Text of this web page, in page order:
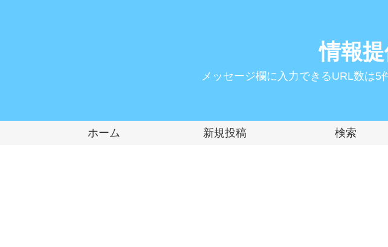
情報
メッセージ欄に入力できるURL数は5
ホーム 新規投稿 検索